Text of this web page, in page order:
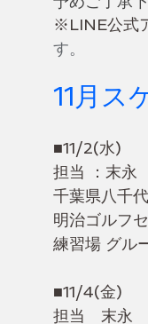
※LINE公式
す。
11月ス
■11/2(水)
担当 ：末永
千葉県八千
明治ゴルフ
練習場 グル
■11/4(金)
担当　末永